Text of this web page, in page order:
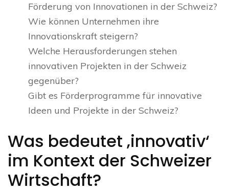
Förderung von Innovationen in der Schweiz?
Wie können Unternehmen ihre
Innovationskraft steigern?
Welche Herausforderungen stehen
innovativen Projekten in der Schweiz
gegenüber?
Gibt es Förderprogramme für innovative
Ideen und Projekte in der Schweiz?
Was bedeutet ‚innovativ‘
im Kontext der Schweizer
Wirtschaft?